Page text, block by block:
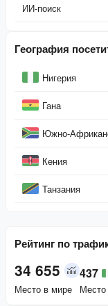
ИИ-поиск
География
СтранаНигерия
Гана
Южно-
Кения
Танзания
Рейтинг по
34 655
Место в мире
437
Место